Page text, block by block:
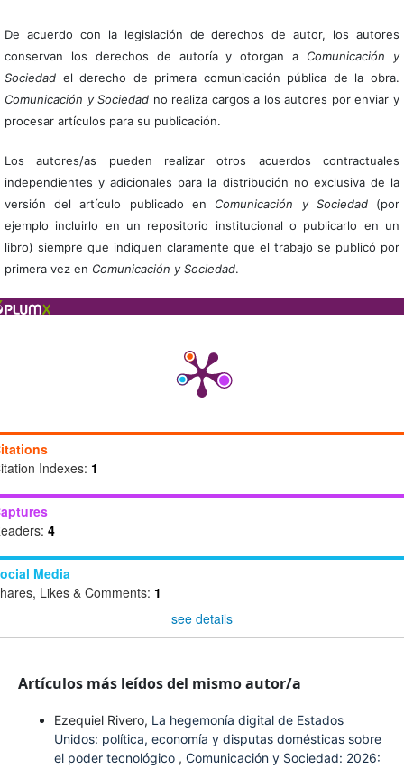
De acuerdo con la legislación de derechos de autor, los autores
conservan los derechos de autoría y otorgan a Comunicación y
Sociedadel derecho de primera comunicación pública de la obra.
Comunicación y Sociedad no realiza cargos a los autores por enviar y
procesar artículos para su publicación.
Los autores/as pueden realizar otros acuerdos contractuales
independientes y adicionales para la distribución no exclusiva de la
versión del artículo publicado en Comunicación y Sociedad(por
ejemplo incluirlo en un repositorio institucional o publicarlo en un
libro) siempre que indiquen claramente que el trabajo se publicó por
primera vez en Comunicación y Sociedad.
Indexes: 1
4
Media
Likes & Comments: 1
see details
Artículos más leídos del mismo autor/a
Ezequiel Rivero, La hegemonía digital de Estados
Unidos: política, economía y disputas domésticas sobre
el poder tecnológico , Comunicación y Sociedad: 2026: